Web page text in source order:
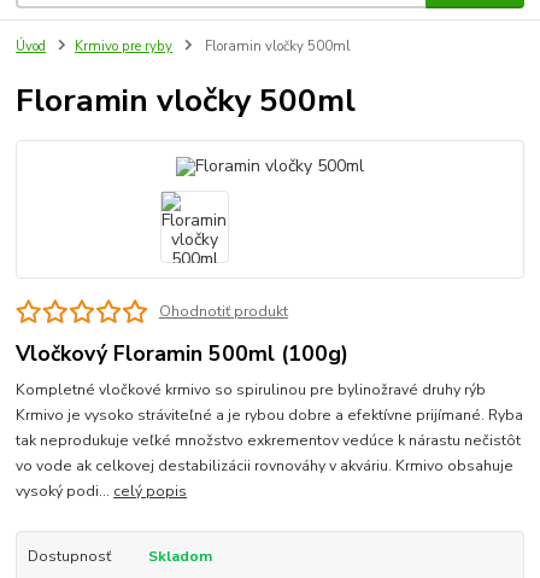
Úvod Krmivo pre ryby Floramin vločky 500ml
Floramin vločky 500ml
Ohodnotiť produkt
Vločkový Floramin 500ml (100g)
Kompletné vločkové krmivo so spirulinou pre bylinožravé druhy rýb
Krmivo je vysoko stráviteľné a je rybou dobre a efektívne prijímané. Ryba
tak neprodukuje veľké množstvo exkrementov vedúce k nárastu nečistôt
vo vode ak celkovej destabilizácii rovnováhy v akváriu. Krmivo obsahuje
vysoký podi... celý popis
Dostupnosť Skladom